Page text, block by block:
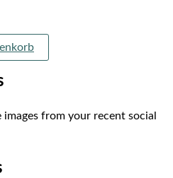
from your recent social